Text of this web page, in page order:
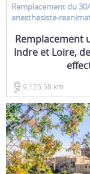
Remplacement du
anesthesiste-
Remplacement
Indre et Loire,
9,125.58 km